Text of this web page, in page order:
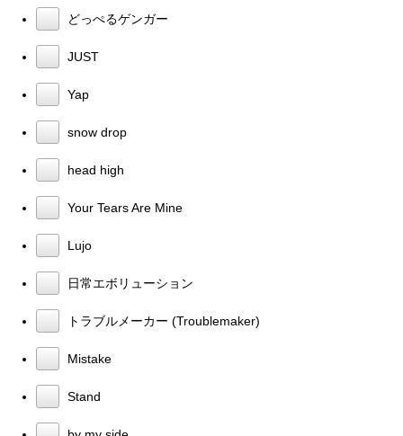
どっぺるゲンガー
JUST
Yap
snow drop
head high
Your Tears Are Mine
Lujo
日常エボリューション
トラブルメーカー (Troublemaker)
Mistake
Stand